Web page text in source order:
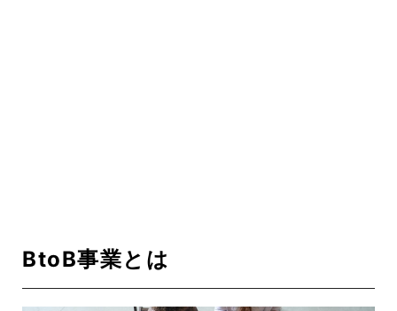
BtoB事業とは